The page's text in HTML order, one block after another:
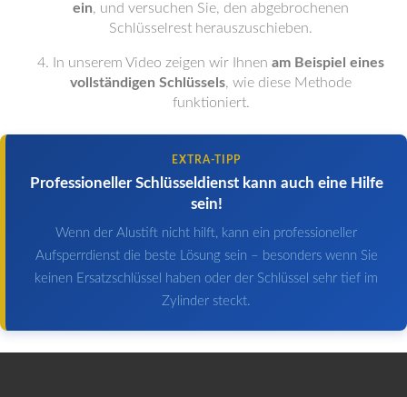
ein, und versuchen Sie, den abgebrochenen
Schlüsselrest herauszuschieben.
In unserem Video zeigen wir Ihnen am Beispiel eines
vollständigen Schlüssels, wie diese Methode
funktioniert.
EXTRA-TIPP
Professioneller Schlüsseldienst kann auch eine Hilfe
sein!
Wenn der Alustift nicht hilft, kann ein professioneller
Aufsperrdienst die beste Lösung sein – besonders wenn Sie
keinen Ersatzschlüssel haben oder der Schlüssel sehr tief im
Zylinder steckt.